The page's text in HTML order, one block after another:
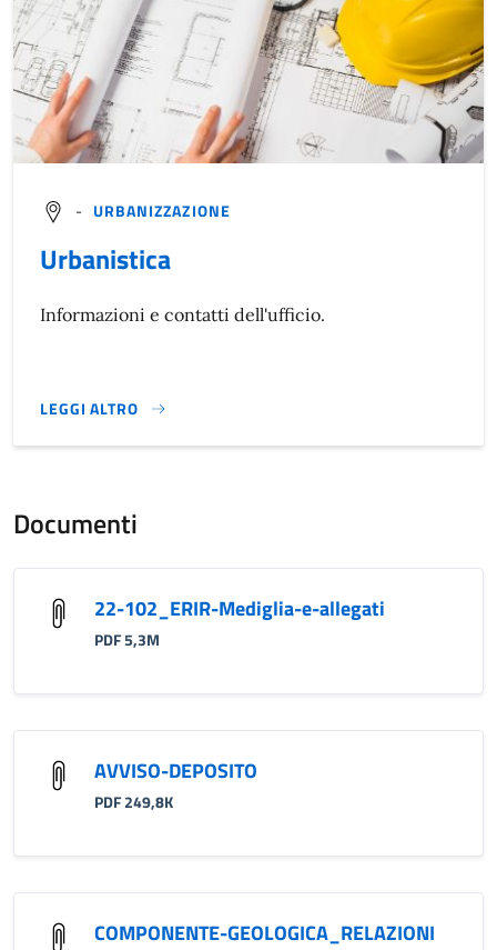
- URBANIZZAZIONE
Urbanistica
Informazioni e contatti dell'ufficio.
LEGGI ALTRO
}
Documenti
22-102_ERIR-Mediglia-e-allegati
PDF 5,3M
AVVISO-DEPOSITO
PDF 249,8K
COMPONENTE-GEOLOGICA_RELAZIONI